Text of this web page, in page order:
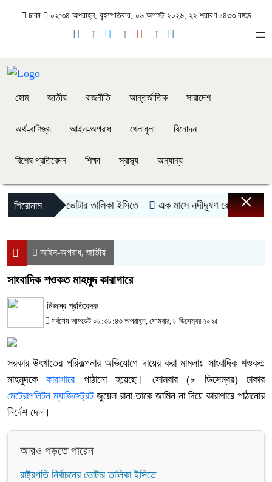
ঢাকা ০২:৩৪ অপরাহ্ন, বৃহস্পতিবার, ০৬ অগাস্ট ২০২৬, ২২ শ্রাবণ ১৪৩৩ বঙ্গাব্দ
হোম জাতীয় রাজনীতি আন্তর্জাতিক সারাদেশ
অর্থ-বাণিজ্য আইন-অপরাধ খেলাধুলা বিনোদন
বিশেষ প্রতিবেদন শিক্ষা স্বাস্থ্য অন্যান্য
শিরোনাম
নির্বাচনের ভোটার তালিকা ইসিতে এক মাসে নদীদূষণ রোধে পরিকল্পনা
×
আইন-অপরাধ, জাতীয়
সাংবাদিক শওকত মাহমুদ কারাগারে
নিজস্ব প্রতিবেদক
সর্বশেষ আপডেট ০৮:৩৮:৪৩ অপরাহ্ন, সোমবার, ৮ ডিসেম্বর ২০২৫
সরকার উৎখাতের পরিকল্পনার অভিযোগে দায়ের করা মামলায় সাংবাদিক শওকত
মাহমুদকেকারাগারেপাঠানো হয়েছে। সোমবার (৮ ডিসেম্বর) ঢাকার
মেট্রোপলিটন ম্যাজিস্ট্রেটজুয়েল রানা তাকে জামিন না দিয়ে কারাগারে পাঠানোর
নির্দেশ দেন।
আরও পড়তে পারেন
রাষ্ট্রপতি নির্বাচনের ভোটার তালিকা ইসিতে